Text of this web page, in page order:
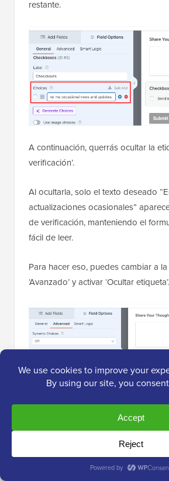
restante.
A continuación, querrás ocultar la
verificación’.
Al ocultarla, solo el texto deseado
actualizaciones ocasionales”
de verificación, manteniendo el
fácil de leer.
Para hacer eso, puedes cambiar a
‘Avanzado’ y activar ‘Ocultar etiqueta’.
Para usuarios de pago, WPForms
potentes opciones avanzadas que
formularios aún más efectivos:
Lógica Condicional—